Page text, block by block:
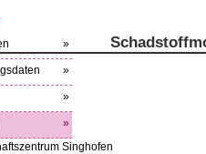
»
»
»
»
Singhofen